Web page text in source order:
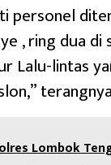
personel
, ring dua
Lalu-lintas
Lombok